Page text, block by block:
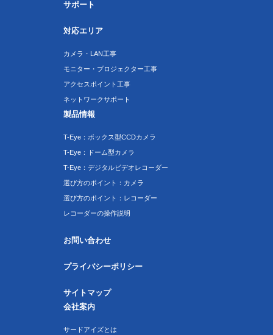
サポート
対応エリア
カメラ・LAN工事
モニター・プロジェクター工事
アクセスポイント工事
ネットワークサポート
製品情報
T-Eye：ボックス型CCDカメラ
T-Eye：ドーム型カメラ
T-Eye：デジタルビデオレコーダー
選び方のポイント：カメラ
選び方のポイント：レコーダー
レコーダーの操作説明
お問い合わせ
プライバシーポリシー
サイトマップ
会社案内
サードアイズとは